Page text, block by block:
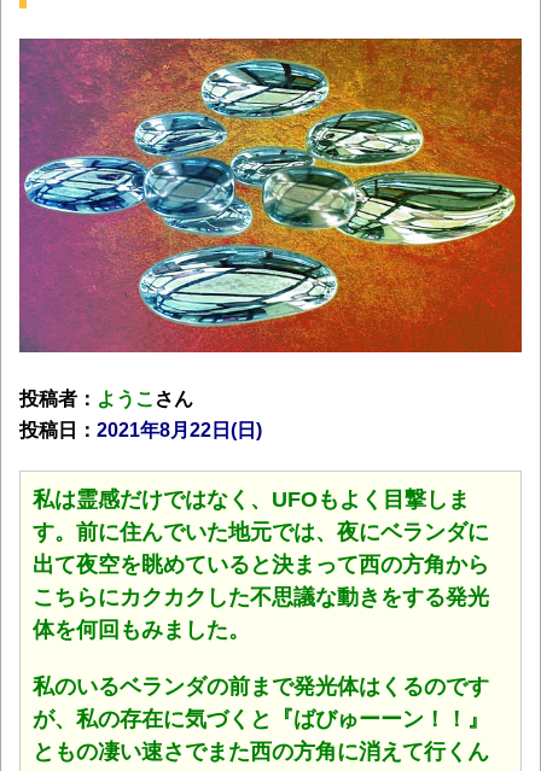
投稿者： ようこ さん
投稿日： 2021年8月22日(日)
私は霊感だけではなく、UFOもよく目撃しま
す。前に住んでいた地元では、夜にベランダに
出て夜空を眺めていると決まって西の方角から
こちらにカクカクした不思議な動きをする発光
体を何回もみました。
私のいるベランダの前まで発光体はくるのです
が、私の存在に気づくと『ばびゅーーン！！』
ともの凄い速さでまた西の方角に消えて行くん